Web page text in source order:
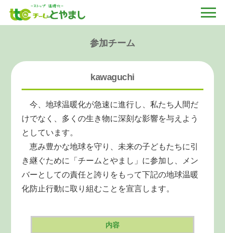
参加チーム
kawaguchi
今、地球温暖化が急速に進行し、私たち人間だ
けでなく、多くの生き物に深刻な影響を与えよう
としています。
恵み豊かな地球を守り、未来の子どもたちに引
き継ぐために「チームとやまし」に参加し、メン
バーとしての責任と誇りをもって下記の地球温暖
化防止行動に取り組むことを宣言します。
内容